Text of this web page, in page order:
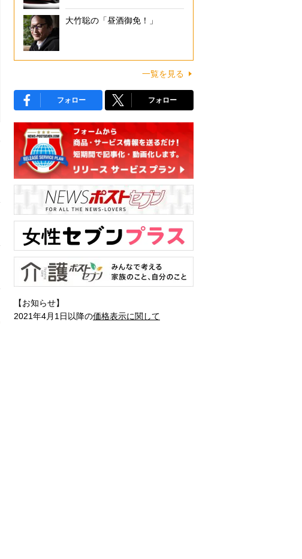
大竹聡の「昼酒御免！」
一覧を見る
フォロー フォロー
【お知らせ】
2021年4月1日以降の価格表示に関して